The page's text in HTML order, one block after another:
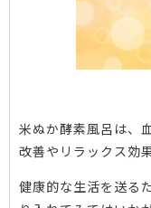
米ぬか酵素風呂は、
改善やリラックス効
健康的な生活を送る